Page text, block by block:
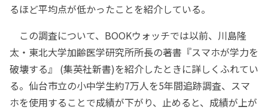
るほど平均点が低かったことを紹介している。
この調査について、BOOKウォッチでは以前、川島隆
太・東北大学加齢医学研究所所長の著書『スマホが学力を
破壊する』 (集英社新書)を紹介したときに詳しくふれてい
る。仙台市立の小中学生約7万人を5年間追跡調査、スマ
ホを使用することで成績が下がり、止めると、成績が上が